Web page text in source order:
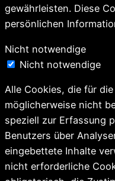
gewährleisten. Diese
persönlichen
Nicht notwendige
Nicht notwendige
Alle Cookies, die für
möglicherweise nicht
speziell zur Erfassung
Benutzers über
eingebettete Inhalte
nicht erforderliche